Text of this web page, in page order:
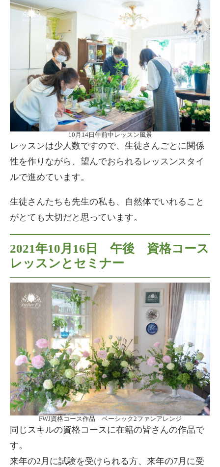
10月14日午前中レッスン風景
レッスンは少人数ですので、生徒さんごとに関係
性を作りながら、望んでおられるレッスンスタイ
ルで進めています。
生徒さんたちも先生の私も、自然体でいれること
がとても大切だと思っています。
2021年10月16日 午後 資格コース
レッスンとセミナー
FWJ資格コース作品 ベーシック2ファンアレンジ
同じスキルの資格コースに在籍の皆さんの作品で
す。
来年の2月に試験を受けられる方、来年の7月に受